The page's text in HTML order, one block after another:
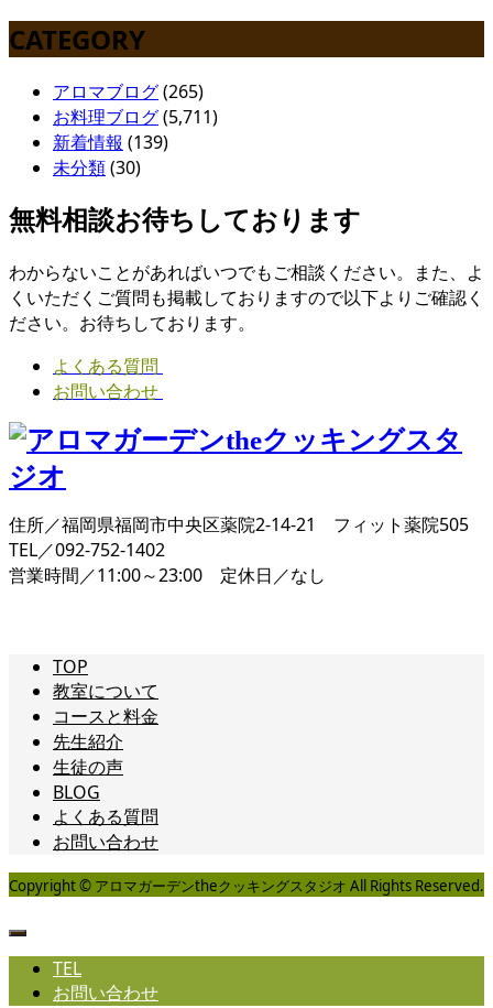
CATEGORY
アロマブログ(265)
お料理ブログ(5,711)
新着情報 (139)
未分類(30)
無料相談お待ちしております
わからないことがあればいつでもご相談ください。また、よ
くいただくご質問も掲載しておりますので以下よりご確認く
ださい。お待ちしております。
よくある質問
お問い合わせ
住所／福岡県福岡市中央区薬院2-14-21 フィット薬院505
TEL／092-752-1402
営業時間／11:00～23:00 定休日／なし
TOP
教室について
コースと料金
先生紹介
生徒の声
BLOG
よくある質問
お問い合わせ
Copyright © アロマガーデンtheクッキングスタジオ All Rights Reserved.
TEL
お問い合わせ